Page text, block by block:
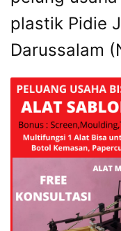
plastik Pidie
Darussalam